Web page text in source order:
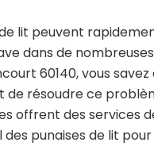
lit peuvent
dans de nombreuses
60140, vous
de résoudre ce
offrent des services
punaises de lit